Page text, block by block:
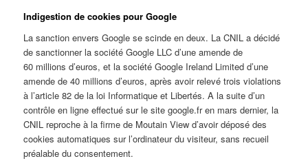
Indigestion de cookies pour Google
La sanction envers Google se scinde en deux. La CNIL a décidé
de sanctionner la société Google LLC d’une amende de
60 millions d’euros, et la société Google Ireland Limited d’une
amende de 40 millions d’euros, après avoir relevé trois violations
à l’article 82 de la loi Informatique et Libertés. A la suite d’un
contrôle en ligne effectué sur le site google.fr en mars dernier, la
CNIL reproche à la firme de Moutain View d’avoir déposé des
cookies automatiques sur l’ordinateur du visiteur, sans recueil
préalable du consentement.